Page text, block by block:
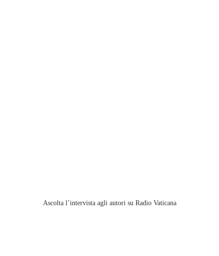
Ascolta l’intervista agli autori su Radio Vaticana